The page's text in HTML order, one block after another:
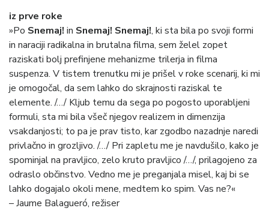
iz prve roke
»Po Snemaj! in Snemaj! Snemaj!, ki sta bila po svoji formi
in naraciji radikalna in brutalna filma, sem želel zopet
raziskati bolj prefinjene mehanizme trilerja in filma
suspenza. V tistem trenutku mi je prišel v roke scenarij, ki mi
je omogočal, da sem lahko do skrajnosti raziskal te
elemente. /…/ Kljub temu da sega po pogosto uporabljeni
formuli, sta mi bila všeč njegov realizem in dimenzija
vsakdanjosti; to pa je prav tisto, kar zgodbo nazadnje naredi
privlačno in grozljivo. /…/ Pri zapletu me je navdušilo, kako je
spominjal na pravljico, zelo kruto pravljico /…/, prilagojeno za
odraslo občinstvo. Vedno me je preganjala misel, kaj bi se
lahko dogajalo okoli mene, medtem ko spim. Vas ne?«
– Jaume Balagueró, režiser